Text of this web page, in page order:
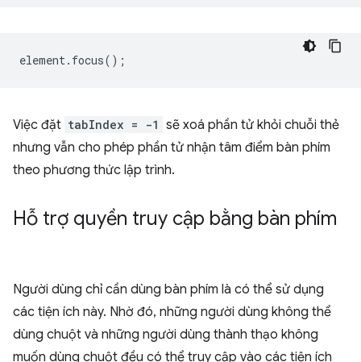
element . focus();
Việc đặt tabIndex = -1 sẽ xoá phần tử khỏi chuỗi thẻ
nhưng vẫn cho phép phần tử nhận tâm điểm bàn phím
theo phương thức lập trình.
Hỗ trợ quyền truy cập bằng bàn phím
Người dùng chỉ cần dùng bàn phím là có thể sử dụng
các tiện ích này. Nhờ đó, những người dùng không thể
dùng chuột và những người dùng thành thạo không
muốn dùng chuột đều có thể truy cập vào các tiện ích